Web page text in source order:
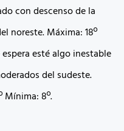
con descenso de la
noreste. Máxima: 18º
esté algo inestable
del sudeste.
Mínima: 8º.